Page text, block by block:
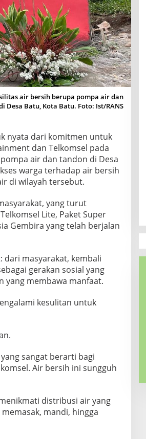
air bersih berupa pompa air dan
Desa Batu, Kota Batu. Foto: Ist/RANS
nyata dari komitmen untuk
dan Telkomsel pada
air dan tandon di Desa
warga terhadap air bersih
di wilayah tersebut.
yang turut
Lite, Paket Super
Gembira yang telah berjalan
dari masyarakat, kembali
gerakan sosial yang
yang membawa manfaat.
kesulitan untuk
sangat berarti bagi
Air bersih ini sungguh
distribusi air yang
mandi, hingga